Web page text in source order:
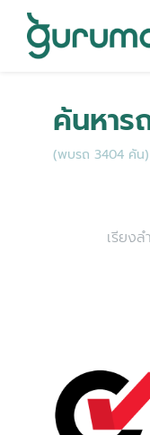
ค้นหา
(พบรถ 3404 คัน)
เรียง
เพื่อการใช้ง
ต่อบัญชีการ